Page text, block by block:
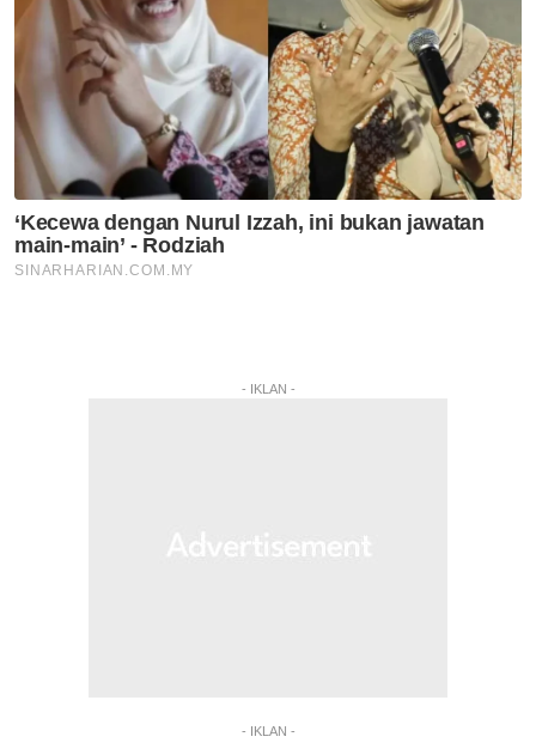
- IKLAN -
- IKLAN -